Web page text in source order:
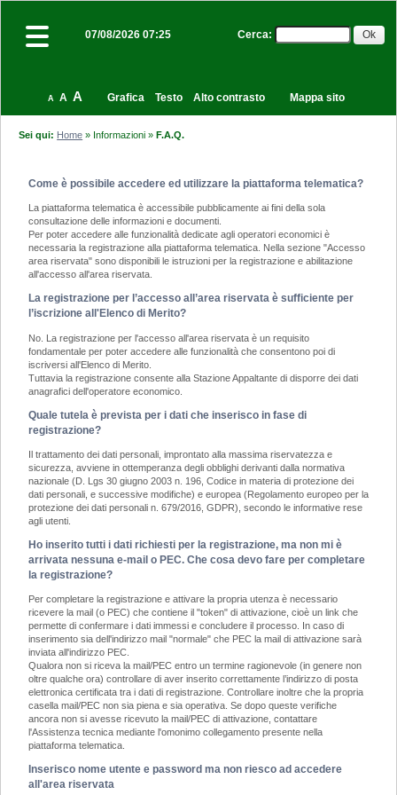
07/08/2026 07:25 Cerca:
A A A Grafica Testo Alto contrasto Mappa sito
Sei qui: Home » Informazioni »F.A.Q.
Come è possibile accedere ed utilizzare la piattaforma telematica?
La piattaforma telematica è accessibile pubblicamente ai fini della sola
consultazione delle informazioni e documenti.
Per poter accedere alle funzionalità dedicate agli operatori economici è
necessaria la registrazione alla piattaforma telematica. Nella sezione "Accesso
area riservata" sono disponibili le istruzioni per la registrazione e abilitazione
all'accesso all'area riservata.
La registrazione per l’accesso all’area riservata è sufficiente per
l’iscrizione all'Elenco di Merito?
No. La registrazione per l'accesso all'area riservata è un requisito
fondamentale per poter accedere alle funzionalità che consentono poi di
iscriversi all'Elenco di Merito.
Tuttavia la registrazione consente alla Stazione Appaltante di disporre dei dati
anagrafici dell'operatore economico.
Quale tutela è prevista per i dati che inserisco in fase di
registrazione?
Il trattamento dei dati personali, improntato alla massima riservatezza e
sicurezza, avviene in ottemperanza degli obblighi derivanti dalla normativa
nazionale (D. Lgs 30 giugno 2003 n. 196, Codice in materia di protezione dei
dati personali, e successive modifiche) e europea (Regolamento europeo per la
protezione dei dati personali n. 679/2016, GDPR), secondo le informative rese
agli utenti.
Ho inserito tutti i dati richiesti per la registrazione, ma non mi è
arrivata nessuna e-mail o PEC. Che cosa devo fare per completare
la registrazione?
Per completare la registrazione e attivare la propria utenza è necessario
ricevere la mail (o PEC) che contiene il "token" di attivazione, cioè un link che
permette di confermare i dati immessi e concludere il processo. In caso di
inserimento sia dell'indirizzo mail "normale" che PEC la mail di attivazione sarà
inviata all'indirizzo PEC.
Qualora non si riceva la mail/PEC entro un termine ragionevole (in genere non
oltre qualche ora) controllare di aver inserito correttamente l’indirizzo di posta
elettronica certificata tra i dati di registrazione. Controllare inoltre che la propria
casella mail/PEC non sia piena e sia operativa. Se dopo queste verifiche
ancora non si avesse ricevuto la mail/PEC di attivazione, contattare
l'Assistenza tecnica mediante l'omonimo collegamento presente nella
piattaforma telematica.
Inserisco nome utente e password ma non riesco ad accedere
all'area riservata